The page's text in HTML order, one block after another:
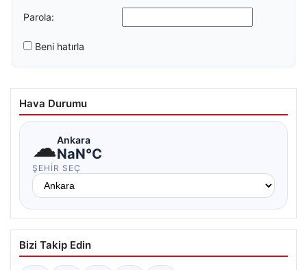
Parola:
Beni hatırla
Hava Durumu
☁Ankara
NaN°C
ŞEHIR SEÇ
Bizi Takip Edin